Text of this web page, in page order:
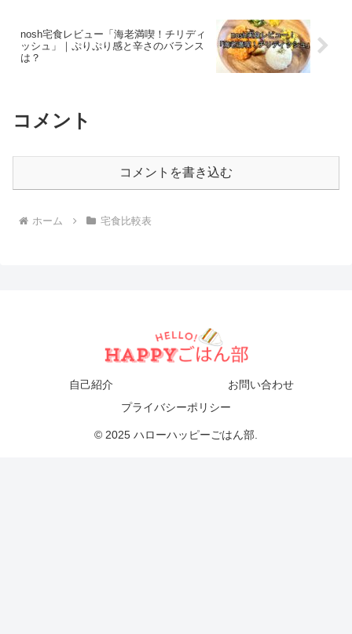
nosh宅食レビュー「海老満喫！チリディ
ッシュ」｜ぷりぷり感と辛さのバランス
は？
コメント
コメントを書き込む
ホーム 宅食比較表
自己紹介
お問い合わせ
プライバシーポリシー
© 2025 ハローハッピーごはん部.